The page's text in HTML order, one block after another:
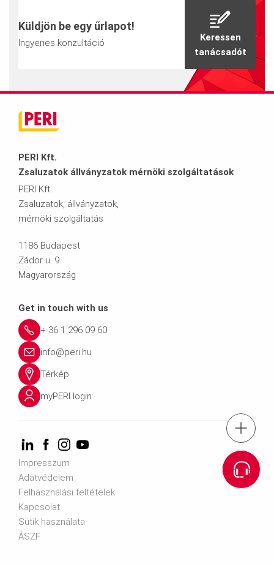
tel.: + 36 1
1186 Budapest, Zádor
Küldjön be egy űrlapot!
Ingyenes konzultáció
Keressen
tanácsadót
PERI Kft.
Zsaluzatok állványzatok mérnöki szolgáltatások
PERI Kft.
Zsaluzatok, állványzatok,
mérnöki szolgáltatás
1186 Budapest
Zádor u. 9.
Magyarország
Get in touch with us
+ 36 1 296 09 60
info@peri.hu
Térkép
myPERI login
Impresszum
Adatvédelem
Felhasználási feltételek
Kapcsolat
Sütik használata
ÁSZF